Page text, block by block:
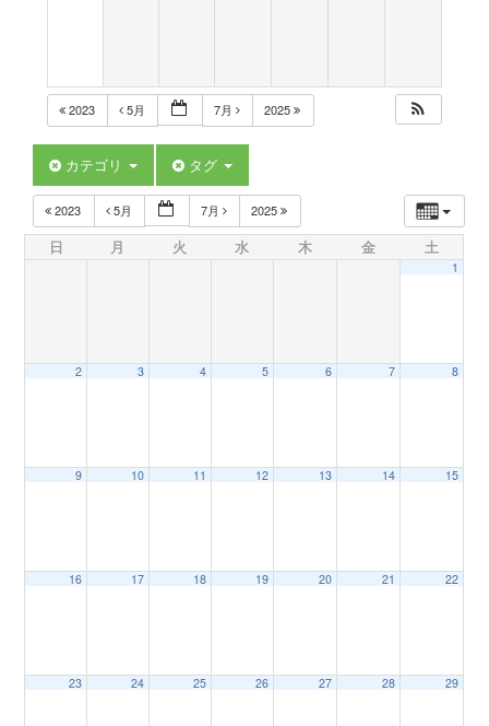
o
2023 5月 7月 2025
カテゴリ タグ
2023 5月 7月 2025
日 月 火 水 木 金 土
1
2 3 4 5 6 7 8
9 10 11 12 13 14 15
16 17 18 19 20 21 22
23 24 25 26 27 28 29